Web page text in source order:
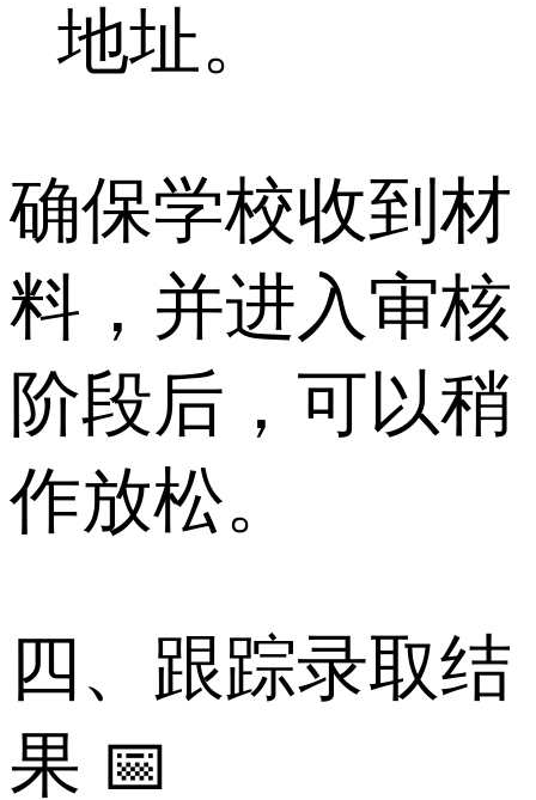
地址。
确保学校收到材
料，并进入审核
阶段后，可以稍
作放松。
四、跟踪录取结
果 📅